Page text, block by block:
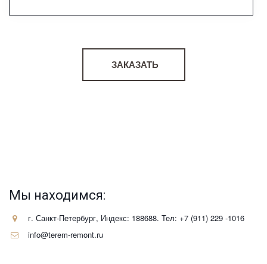
ЗАКАЗАТЬ
Мы находимся:
г. Санкт-Петербург, Индекс: 188688. Тел: +7 (911) 229 -1016
info@terem-remont.ru